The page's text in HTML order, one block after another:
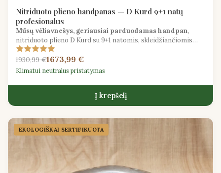
Nitriduoto plieno handpanas — D Kurd 9+1 natų
profesionalus
Mūsų vėliavnešys, geriausiai parduodamas handpan,
nitriduoto plieno D Kurd su 9+1 natomis, skleidžiančiomis
kerinčias melodijas, mėgstamas profesionalų ir rimtų
entuziastų.
1930,99 €1673,99 €
Klimatui neutralus pristatymas
Į krepšelį
EKOLOGIŠKAI SERTIFIKUOTA